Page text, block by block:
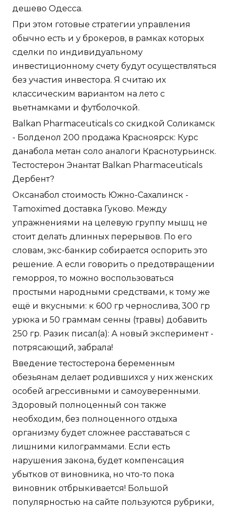
дешево Одесса.
При этом готовые стратегии управления
обычно есть и у брокеров, в рамках которых
сделки по индивидуальному
инвестиционному счету будут осуществляться
без участия инвестора. Я считаю их
классическим вариантом на лето с
вьетнамками и футболочкой.
Balkan Pharmaceuticals со скидкой Соликамск
- Болденол 200 продажа Красноярск: Курс
данабола метан соло аналоги Краснотурьинск.
Тестостерон Энантат Balkan Pharmaceuticals
Дербент?
Оксанабол стоимость Южно-Сахалинск -
Tamoximed доставка Гуково. Между
упражнениями на целевую группу мышц не
стоит делать длинных перерывов. По его
словам, экс-банкир собирается оспорить это
решение. А если говорить о предотвращении
геморроя, то можно воспользоваться
простыми народными средствами, к тому же
ещё и вкусными: к 600 гр чернослива, 300 гр
урюка и 50 граммам сенны (травы) добавить
250 гр. Разик писал(а): А новый эксперимент -
потрясающий, забрала!
Введение тестостерона беременным
обезьянам делает родившихся у них женских
особей агрессивными и самоуверенными.
Здоровый полноценный сон также
необходим, без полноценного отдыха
организму будет сложнее расставаться с
лишними килограммами. Если есть
нарушения закона, будет компенсация
убытков от виновника, но что-то пока
виновник отбрыкивается! Большой
популярностью на сайте пользуются рубрики,